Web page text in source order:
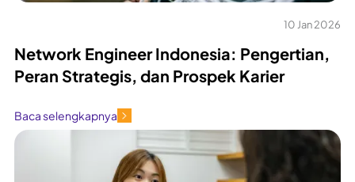
10 Jan 2026
Network Engineer Indonesia: Pengertian,
Peran Strategis, dan Prospek Karier
Baca selengkapnya